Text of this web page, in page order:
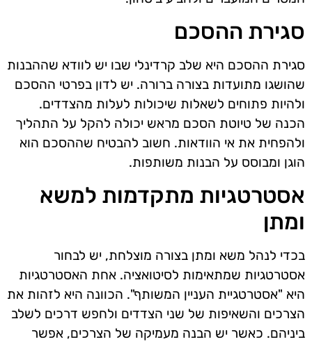
סגירת ההסכם
סגירת ההסכם היא שלב קרדינלי שבו יש לוודא שההבנות
שהושגו מתועדות בצורה ברורה. יש לדון בפרטי ההסכם
ולהיות פתוחים לשאלות שיכולות לעלות מהצדדים.
הכנה של טיוטת הסכם מראש יכולה להקל על התהליך
ולהפחית את אי הוודאות. חשוב להבטיח שההסכם הוא
הוגן ומבוסס על הבנות משותפות.
אסטרטגיות מתקדמות למשא
ומתן
בכדי לנהל משא ומתן בצורה מוצלחת, יש לבחור
אסטרטגיות שמתאימות לסיטואציה. אחת האסטרטגיות
היא "אסטרטגיית העניין המשותף". הכוונה היא לזהות את
הצרכים והשאיפות של שני הצדדים ולחפש דרכים לשלב
ביניהם. כאשר יש הבנה מעמיקה של הצרכים, אפשר